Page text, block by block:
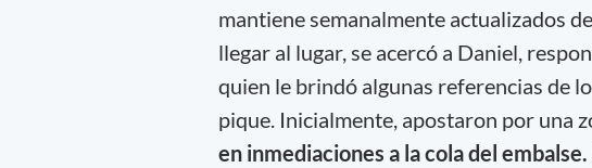
mantiene semanalmente actualizados
llegar al lugar, se acercó a Daniel,
quien le brindó algunas referencias de
pique. Inicialmente, apostaron por una
en inmediaciones a la cola del embalse.